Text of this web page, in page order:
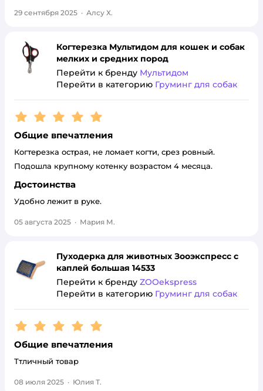
29 сентября 2025 · Алсу Х.
Когтерезка Мультидом для кошек и собак
мелких и средних пород
Перейти к бренду Мультидом
Перейти в категорию Груминг для собак
Рейтинг:5
Общие впечатления
Когтерезка острая, не ломает когти, срез ровный.
Подошла крупному котенку возрастом 4 месяца.
Достоинства
Удобно лежит в руке.
05 августа 2025 · Мария М.
Пуходерка для животных Зооэкспресс с
каплей большая 14533
Перейти к бренду ZOOekspress
Перейти в категорию Груминг для собак
Рейтинг:5
Общие впечатления
Ттличный товар
08 июля 2025 · Юлия Т.